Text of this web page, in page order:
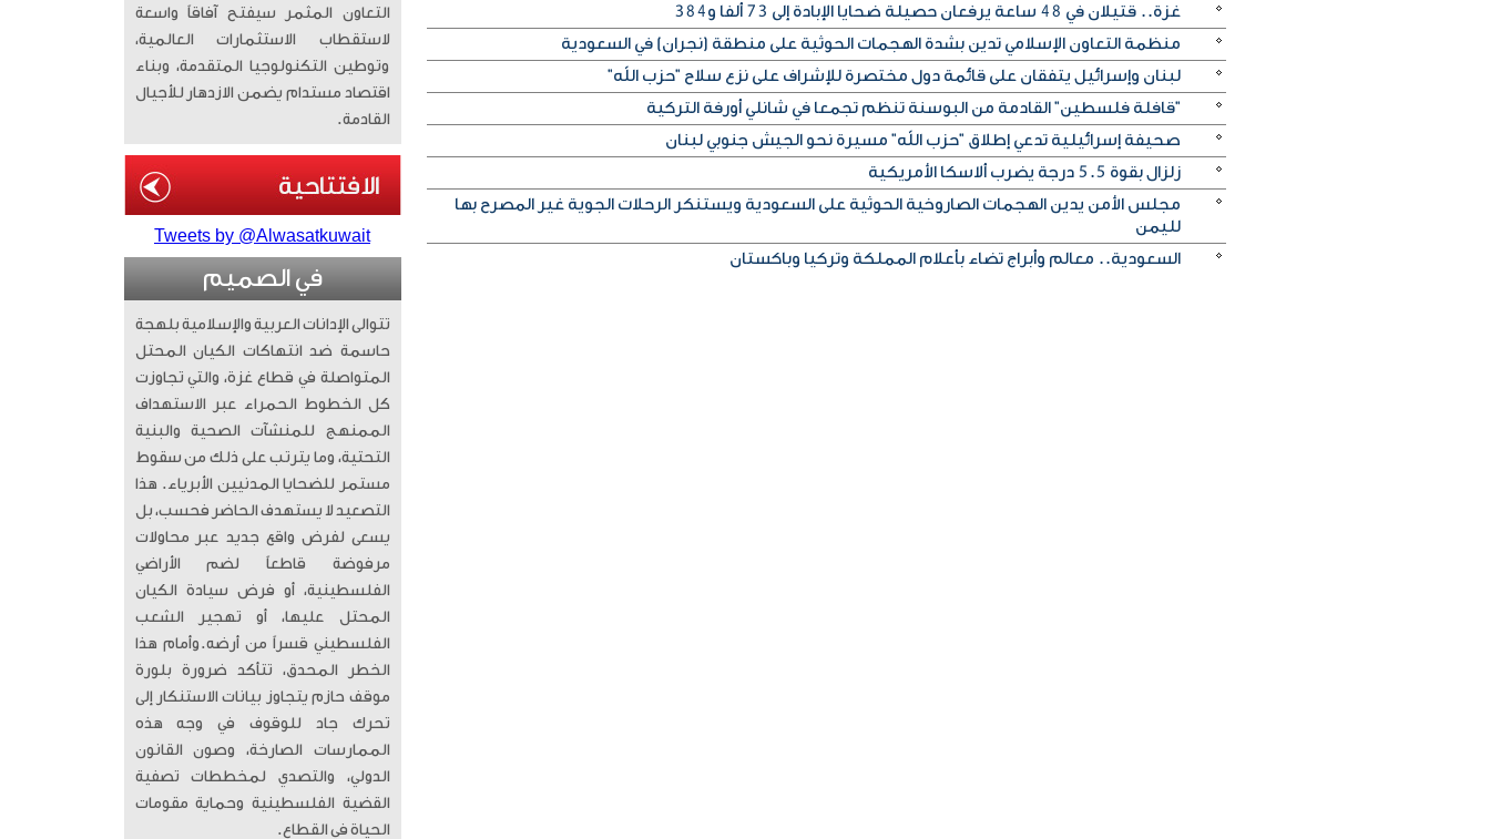
غزة.. قتيلان في 48 ساعة يرفعان حصيلة ضحايا الإبادة إلى 73 ألفا و384
منظمة التعاون الإسلامي تدين بشدة الهجمات الحوثية على منطقة (نجران) في السعودية
لبنان وإسرائيل يتفقان على قائمة دول مختصرة للإشراف على نزع سلاح "حزب الله"
"قافلة فلسطين" القادمة من البوسنة تنظم تجمعا في شانلي أورفة التركية
صحيفة إسرائيلية تدعي إطلاق "حزب الله" مسيرة نحو الجيش جنوبي لبنان
زلزال بقوة 5.5 درجة يضرب ألاسكا الأمريكية
مجلس الأمن يدين الهجمات الصاروخية الحوثية على السعودية ويستنكر الرحلات الجوية غير المصرح بها
لليمن
السعودية.. معالم وأبراج تضاء بأعلام المملكة وتركيا وباكستان
التعاون المثمر سيفتح آفاقاً واسعة
لاستقطاب الاستثمارات العالمية،
وتوطين التكنولوجيا المتقدمة، وبناء
اقتصاد مستدام يضمن الازدهار للأجيال
القادمة.
Tweets by @Alwasatkuwait
في الصميم
تتوالى الإدانات العربية والإسلامية بلهجة
حاسمة ضد انتهاكات الكيان المحتل
المتواصلة في قطاع غزة، والتي تجاوزت
كل الخطوط الحمراء عبر الاستهداف
الممنهج للمنشآت الصحية والبنية
التحتية، وما يترتب على ذلك من سقوط
مستمر للضحايا المدنيين الأبرياء. ​ هذا
التصعيد لا يستهدف الحاضر فحسب، بل
يسعى لفرض واقع جديد عبر محاولات
مرفوضة قاطعاً لضم الأراضي
الفلسطينية، أو فرض سيادة الكيان
المحتل عليها، أو تهجير الشعب
الفلسطيني قسراً من أرضه. ​وأمام هذا
الخطر المحدق، تتأكد ضرورة بلورة
موقف حازم يتجاوز بيانات الاستنكار إلى
تحرك جاد للوقوف في وجه هذه
الممارسات الصارخة، وصون القانون
الدولي، والتصدي لمخططات تصفية
القضية الفلسطينية وحماية مقومات
الحياة في القطاع.